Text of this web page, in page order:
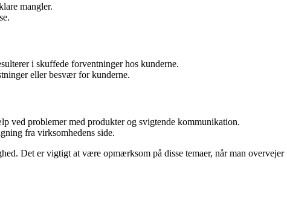
mangler.
i skuffede forventninger hos kunderne.
eller besvær for kunderne.
ved problemer med produkter og svigtende kommunikation.
fra virksomhedens side.
Det er vigtigt at være opmærksom på disse temaer, når man overvejer